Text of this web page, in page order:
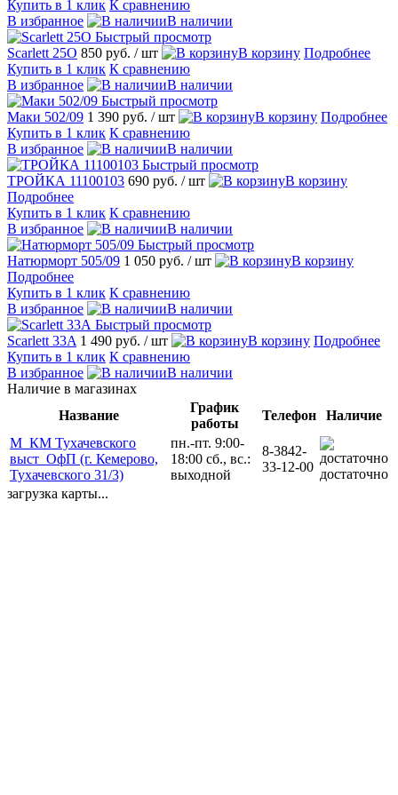
Купить в 1 клик К сравнению
В избранное
В наличии
Быстрый просмотр
Scarlett 25O 850 руб. / шт В корзину Подробнее
Купить в 1 клик К сравнению
В избранное
В наличии
Быстрый просмотр
Маки 502/09 1 390 руб. / шт В корзину Подробнее
Купить в 1 клик К сравнению
В избранное
В наличии
Быстрый просмотр
ТРОЙКА 11100103 690 руб. / шт
В корзину
Подробнее
Купить в 1 клик К сравнению
В избранное
В наличии
Быстрый просмотр
Натюрморт 505/09 1 050 руб. / шт
В корзину
Подробнее
Купить в 1 клик К сравнению
В избранное
В наличии
Быстрый просмотр
Scarlett 33A 1 490 руб. / шт В корзину Подробнее
Купить в 1 клик К сравнению
В избранное
В наличии
Наличие в магазинах
Название
График
работы
Телефон
Наличие
М_КМ Тухачевского
выст_ОфП (г. Кемерово,
Тухачевского 31/3)
пн.-пт. 9:00-
18:00 сб., вс.:
выходной
8-3842-
33-12-00 достаточно
загрузка карты...